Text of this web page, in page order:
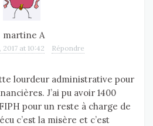
martine A
at 10:42 Répondre
lourdeur administrative pour
J’ai pu avoir 1400
pour un reste à charge de
c’est la misère et c’est